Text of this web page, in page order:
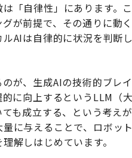
は「自律性」にあります。
が前提で、その通りに動
AIは自律的に状況を判断
が、生成AIの技術的ブレ
に向上するというLLM（
も成立する、という考え
に与えることで、ロボッ
解しはじめています。